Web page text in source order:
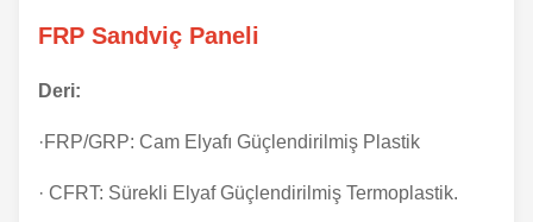
FRP Sandviç Paneli
Deri:
·FRP/GRP: Cam Elyafı Güçlendirilmiş Plastik
· CFRT: Sürekli Elyaf Güçlendirilmiş Termoplastik.